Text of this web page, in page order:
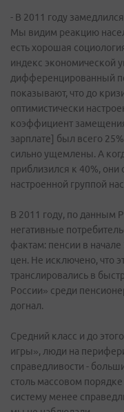
- В 2011 году
Мы видим реакцию
есть хорошая
индекс экономической
дифференцированный
показывают, что до
оптимистически
коэффициент
зарплате] был всего
сильно ущемлены. А
приблизился к 40%, они
настроенной группой
В 2011 году, по данным
негативные
фактам: пенсии в
цен. Не исключено, что
транслировались в
России» среди
догнал.
Средний класс и до
игры», люди на
справедливости -
столь массовом
систему менее